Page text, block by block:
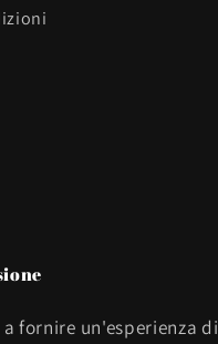
fornire un'esperienza di